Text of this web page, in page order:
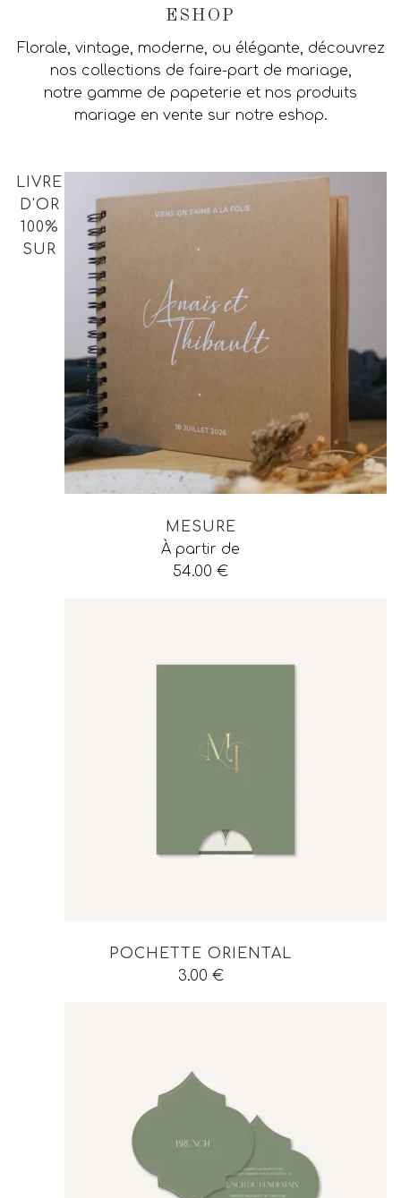
ESHOP
Florale, vintage, moderne, ou élégante, découvrez
nos collections de faire-part de mariage,
notre gamme de papeterie et nos produits
mariage en vente sur notre eshop.
LIVRE
D'OR
100%
SUR
MESURE
À partir de
54.00 €
POCHETTE ORIENTAL
3.00 €